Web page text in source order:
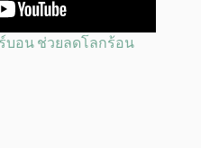
บอน ช่วยลดโลกร้อน